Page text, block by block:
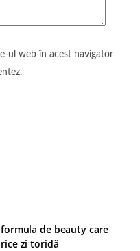
ul web în acest navigator
formula de beauty care
zi toridă